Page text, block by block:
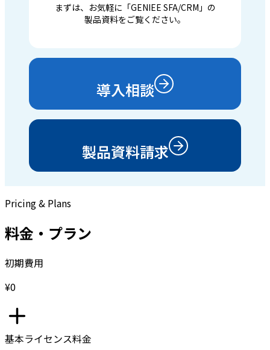
まずは、お気軽に「GENIEE SFA/CRM」の
製品資料をご覧ください。
導入相談
製品資料請求
Pricing & Plans
料金・プラン
初期費用
¥0
基本ライセンス料金